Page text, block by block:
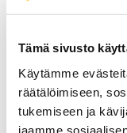
Tämä sivusto
Käytämme
räätälöimiseen,
tukemiseen ja
jaamme
ELOKUU
käyttöön